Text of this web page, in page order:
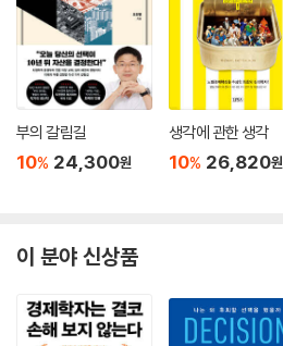
부의 갈림길
10% 24,300원
생각에 관한 생각
10% 26,820원
이 분야 신상품